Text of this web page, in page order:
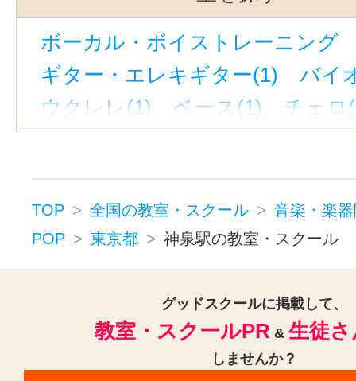
銀座一丁目駅(3)
自由が丘駅(東
立川南駅(2)
京急蒲田駅(1)
新
新線池袋駅(1)
蓮沼駅(1)
上野
東京駅(1)
表参道駅(1) 蒲田駅
ボーカル・ボイストレーニング
ギター・エレキギター(1)
バイ
ウクレレ(1)
ベース(1)
チェロ
ジャズピアノ(1)
キーボード・
ドラム(1)
和太鼓(1)
パーカッ
オカリナ(1)
ハーモニカ(1)
トロンボーン(1)
チューバ(1)
トランペット(1)
クラリネット(1)
ゴスペル(1)
民族楽器(1)
二胡(1)
三味線(1)
TOP 全国の教室・スクール
音楽・楽
POP
東京都 神泉駅の教室・スクール
グッドスクールに掲載して、
教室・スクールPR & 生徒
しませんか？